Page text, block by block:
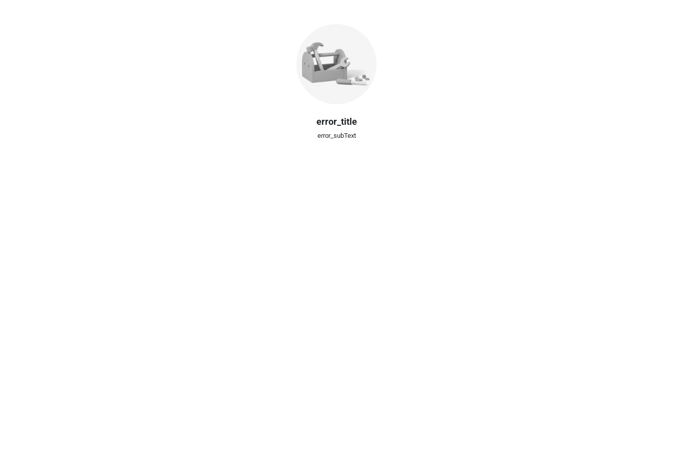
error_title
error_subText